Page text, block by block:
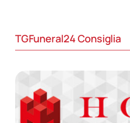
TGFuneral24 Consiglia